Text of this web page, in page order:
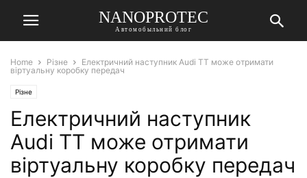
NANOPROTEC
Автомобыльний блог
Home Різне
Електричний наступник Audi TT може отримати
віртуальну коробку передач
Різне
Електричний наступник
Audi TT може отримати
віртуальну коробку передач